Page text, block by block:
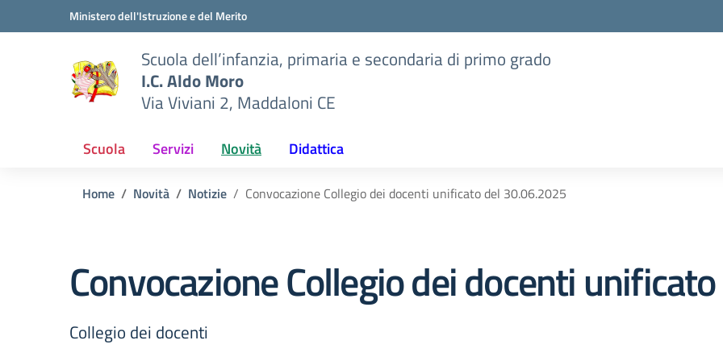
Vai ai contenuti
Vai al menu di navigazioneMinistero dell'Istruzione e del Merito
Scuola dell’infanzia, primaria e secondaria di primo grado
I.C. Aldo Moro
Via Viviani 2, Maddaloni CE
Scuola Servizi Novità Didattica
Home Novità Notizie Convocazione Collegio dei docenti unificato del 30.06.2025
Convocazione Collegio dei docenti
Collegio dei docenti